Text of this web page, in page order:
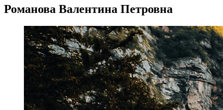
Романова Валентина Петровна